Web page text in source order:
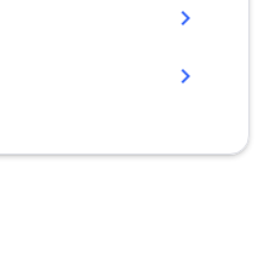
chevron_right
chevron_right